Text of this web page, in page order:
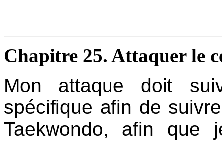
Chapitre 25. Attaquer le
Mon attaque doit
spécifique afin de
Taekwondo, afin que